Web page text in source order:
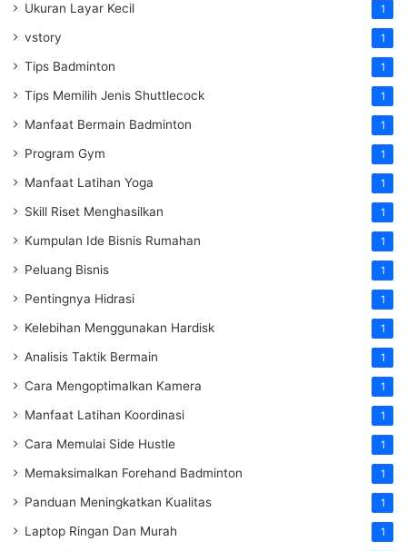
Ukuran Layar Kecil 1
vstory 1
Tips Badminton 1
Tips Memilih Jenis Shuttlecock 1
Manfaat Bermain Badminton 1
Program Gym 1
Manfaat Latihan Yoga 1
Skill Riset Menghasilkan 1
Kumpulan Ide Bisnis Rumahan 1
Peluang Bisnis 1
Pentingnya Hidrasi 1
Kelebihan Menggunakan Hardisk 1
Analisis Taktik Bermain 1
Cara Mengoptimalkan Kamera 1
Manfaat Latihan Koordinasi 1
Cara Memulai Side Hustle 1
Memaksimalkan Forehand Badminton 1
Panduan Meningkatkan Kualitas 1
Laptop Ringan Dan Murah 1